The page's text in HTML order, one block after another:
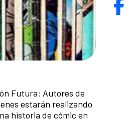
Futura: Autores de
estarán realizando
historia de cómic en